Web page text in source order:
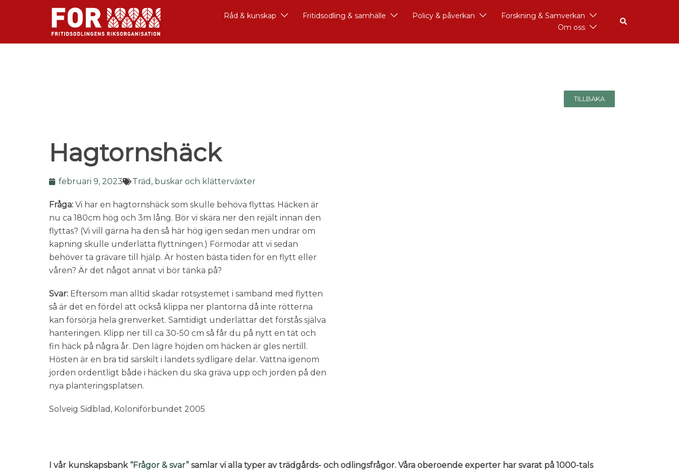
Råd & kunskap Fritidsodling & samhälle Policy & påverkan
Forskning & Samverkan
Om oss
TILLBAKA
Hagtornshäck
februari 9, 2023 Träd, buskar och klätterväxter
Fråga: Vi har en hagtornshäck som skulle behöva flyttas. Häcken är
nu ca 180cm hög och 3m lång. Bör vi skära ner den rejält innan den
flyttas? (Vi vill gärna ha den så här hög igen sedan men undrar om
kapning skulle underlätta flyttningen.) Förmodar att vi sedan
behöver ta grävare till hjälp. Är hösten bästa tiden för en flytt eller
våren? Är det något annat vi bör tänka på?
Svar: Eftersom man alltid skadar rotsystemet i samband med flytten
så är det en fördel att också klippa ner plantorna då inte rötterna
kan försörja hela grenverket. Samtidigt underlättar det förstås själva
hanteringen. Klipp ner till ca 30-50 cm så får du på nytt en tät och
fin häck på några år. Den lägre höjden om häcken är gles nertill.
Hösten är en bra tid särskilt i landets sydligare delar. Vattna igenom
jorden ordentligt både i häcken du ska gräva upp och jorden på den
nya planteringsplatsen.
Solveig Sidblad, Koloniförbundet 2005
I vår kunskapsbank “Frågor & svar” samlar vi alla typer av trädgårds- och odlingsfrågor. Våra oberoende experter har svarat på 1000-tals